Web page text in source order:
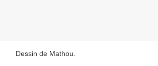
Dessin de Mathou.